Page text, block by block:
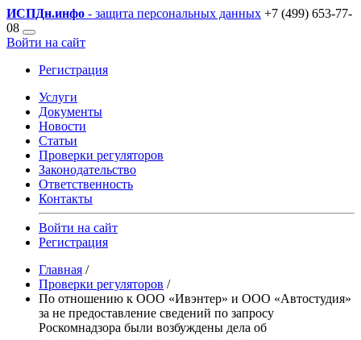
ИСПДн.инфо - защита персональных данных +7 (499) 653-77-
08
Войти на сайт
Регистрация
Услуги
Документы
Новости
Статьи
Проверки регуляторов
Законодательство
Ответственность
Контакты
Войти на сайт
Регистрация
Главная /
Проверки регуляторов /
По отношению к ООО «Ивэнтер» и ООО «Автостудия»
за не предоставление сведений по запросу
Роскомнадзора были возбуждены дела об